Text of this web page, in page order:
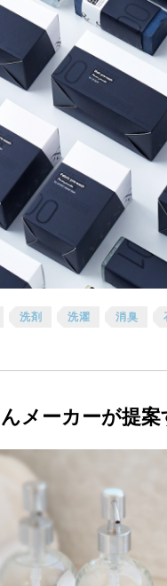
洗剤 洗濯 消臭
メーカーが提